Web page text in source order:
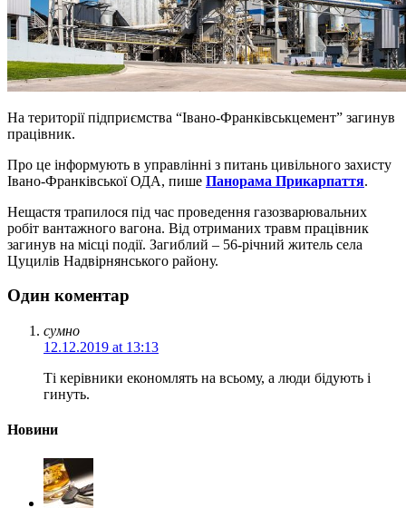
На території підприємства “Івано-Франківськцемент” загинув
працівник.
Про це інформують в управлінні з питань цивільного захисту
Івано-Франківської ОДА, пише Панорама Прикарпаття.
Нещастя трапилося під час проведення газозварювальних
робіт вантажного вагона. Від отриманих травм працівник
загинув на місці події. Загиблий – 56-річний житель села
Цуцилів Надвірнянського району.
Один коментар
сумно
12.12.2019 at 13:13
Ті керівники економлять на всьому, а люди бідують і
гинуть.
Новини